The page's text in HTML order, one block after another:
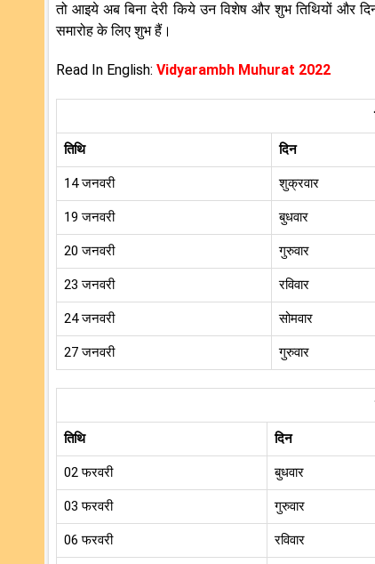
तो आइये अब बिना देरी किये उन विशेष और शुभ तिथियों और
समारोह के लिए शुभ हैं।
Read In English: Vidyarambh Muhurat 2022
तिथि दिन
14 जनवरी शुक्रवार
19 जनवरी बुधवार
20 जनवरी गुरुवार
23 जनवरी रविवार
24 जनवरी सोमवार
27 जनवरी गुरुवार
तिथि दिन
02 फरवरी बुधवार
03 फरवरी गुरुवार
06 फरवरी रविवार